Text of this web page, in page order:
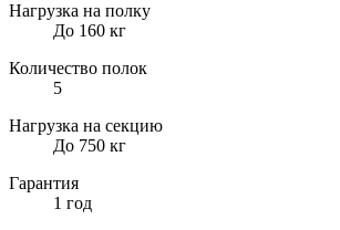
Нагрузка на полку
До 160 кг
Количество полок
5
Нагрузка на секцию
До 750 кг
Гарантия
1 год